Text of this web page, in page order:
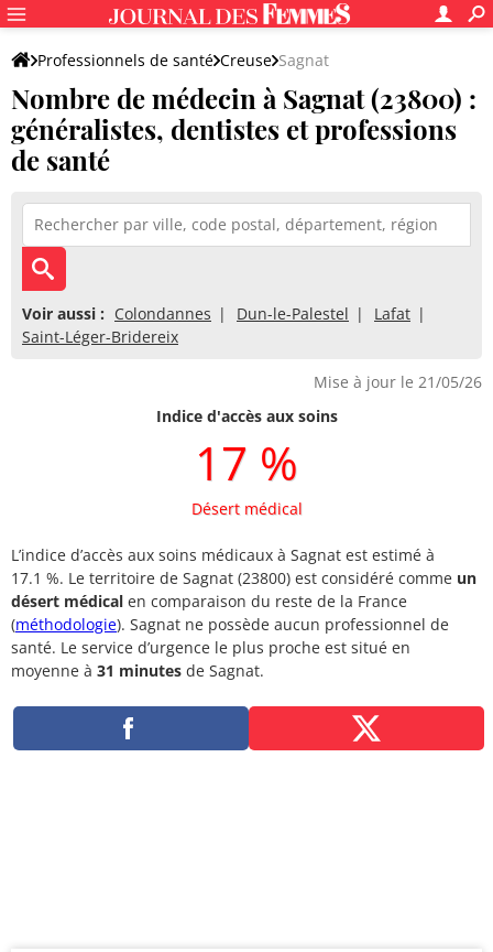
Professionnels de santé Creuse Sagnat
Nombre de médecin à Sagnat (23800) :
généralistes, dentistes et professions
de santé
Voir aussi : Colondannes Dun-le-Palestel
Lafat
Saint-Léger-Bridereix
Mise à jour le 21/05/26
Indice d'accès aux soins
17 %
Désert médical
L’indice d’accès aux soins médicaux à Sagnat est estimé à
17.1 %. Le territoire de Sagnat (23800) est considéré comme un
désert médical en comparaison du reste de la France
(méthodologie). Sagnat ne possède aucun professionnel de
santé. Le service d’urgence le plus proche est situé en
moyenne à 31 minutes de Sagnat.